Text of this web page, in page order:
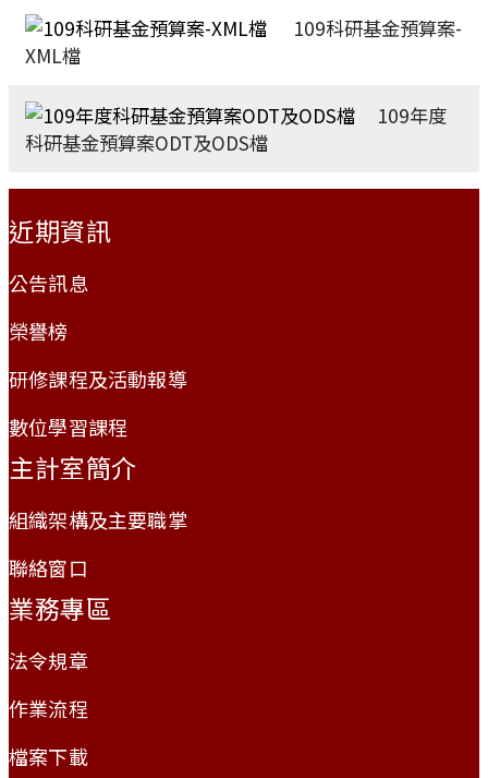
109科研基金預算案-
XML檔
109年度
科研基金預算案ODT及ODS檔
近期資訊
公告訊息
榮譽榜
研修課程及活動報導
數位學習課程
主計室簡介
組織架構及主要職掌
聯絡窗口
業務專區
法令規章
作業流程
檔案下載